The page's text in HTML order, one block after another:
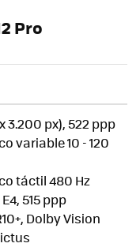
Pro
3.200 px), 522 ppp
variable 10 - 120
táctil 480 Hz
515 ppp
Dolby Vision